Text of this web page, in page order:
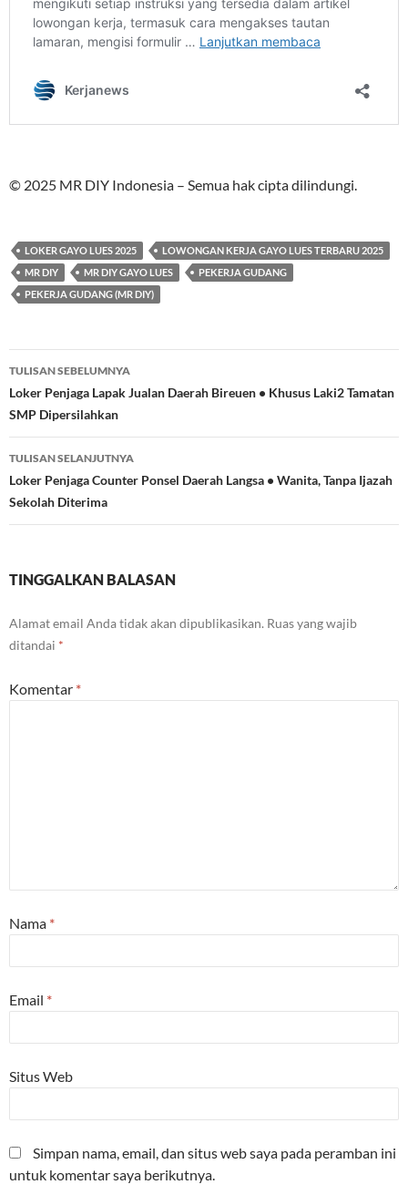
© 2025 MR DIY Indonesia – Semua hak cipta dilindungi.
LOKER GAYO LUES 2025
LOWONGAN KERJA GAYO LUES TERBARU 2025
MR DIY
MR DIY GAYO LUES
PEKERJA GUDANG
PEKERJA GUDANG (MR DIY)
Navigasi
Tulisan
TULISAN SEBELUMNYA
Loker Penjaga Lapak Jualan Daerah Bireuen • Khusus Laki2 Tamatan
SMP Dipersilahkan
TULISAN SELANJUTNYA
Loker Penjaga Counter Ponsel Daerah Langsa • Wanita, Tanpa Ijazah
Sekolah Diterima
TINGGALKAN BALASAN
Alamat email Anda tidak akan dipublikasikan. Ruas yang wajib
ditandai *
Komentar *
Nama *
Email *
Situs Web
Simpan nama, email, dan situs web saya pada peramban ini
untuk komentar saya berikutnya.